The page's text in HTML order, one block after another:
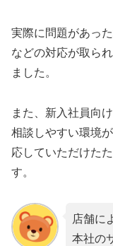
実際に問題があっ
などの対応が取ら
ました。
また、新入社員向
相談しやすい環境
応していただけた
す。
店舗に
本社の